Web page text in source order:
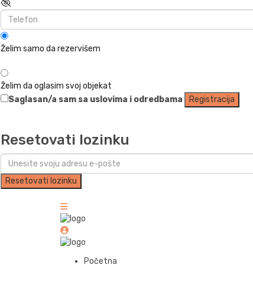
Želim samo da rezervišem
Želim da oglasim svoj objekat
Saglasan/a sam sa uslovima i odredbama
Registracija
Resetovati lozinku
Resetovati lozinku
Početna